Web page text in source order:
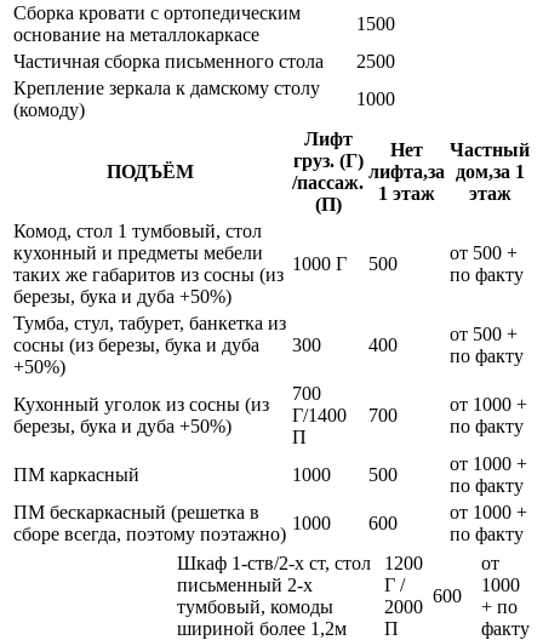
Сборка кровати с ортопедическим
основание на металлокаркасе
1500
Частичная сборка письменного стола
2500
Крепление зеркала к дамскому столу
(комоду)
1000
ПОДЪЁМ
Лифт
груз. (Г)
/пассаж.
(П)
Нет
лифта,за
1 этаж
Частный
дом,за 1
этаж
Комод, стол 1 тумбовый, стол
кухонный и предметы мебели
таких же габаритов из сосны (из
березы, бука и дуба +50%)
1000 Г 500
от 500 +
по факту
Тумба, стул, табурет, банкетка из
сосны (из березы, бука и дуба
+50%)
300 400
от 500 +
по факту
Кухонный уголок из сосны (из
березы, бука и дуба +50%)
700
Г/1400
П
700
от 1000 +
по факту
ПМ каркасный 1000 500
от 1000 +
по факту
ПМ бескаркасный (решетка в
сборе всегда, поэтому поэтажно)
1000 600
от 1000 +
по факту
Шкаф 1-ств/2-х ст, стол
письменный 2-х
тумбовый, комоды
шириной более 1,2м
1200
Г /
2000
П
600
от
1000
+ по
факту